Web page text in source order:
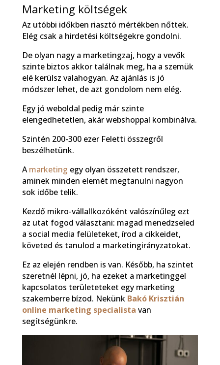
Marketing költségek
Az utóbbi időkben riasztó mértékben nőttek.
Elég csak a hirdetési költségekre gondolni.
De olyan nagy a marketingzaj, hogy a vevők
szinte biztos akkor találnak meg, ha a szemük
elé kerülsz valahogyan. Az ajánlás is jó
módszer lehet, de azt gondolom nem elég.
Egy jó weboldal pedig már szinte
elengedhetetlen, akár webshoppal kombinálva.
Szintén 200-300 ezer Feletti összegről
beszélhetünk.
Amarketing egy olyan összetett rendszer,
aminek minden elemét megtanulni nagyon
sok időbe telik.
Kezdő mikro-vállallkozóként valószínűleg ezt
az utat fogod választani: magad menedzseled
a social media felületeket, írod a cikkeidet,
követed és tanulod a marketingirányzatokat.
Ez az elején rendben is van. Később, ha szintet
szeretnél lépni, jó, ha ezeket a marketinggel
kapcsolatos területeteket egy marketing
szakemberre bízod. Nekünk Bakó Krisztián
online marketing specialista van
segítségünkre.